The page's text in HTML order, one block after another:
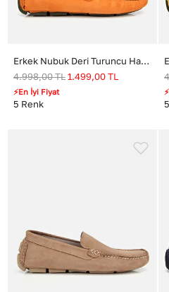
Erkek Nubuk Deri Turuncu Hafif Tabanlı Günlük Loafer
4.998,00TL 1.499,00 TL
⚡En İyi Fiyat
5 Renk 5